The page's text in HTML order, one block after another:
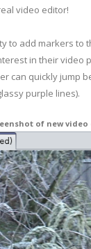
video editor!
to add markers to
in their video
can quickly jump
purple lines).
of new